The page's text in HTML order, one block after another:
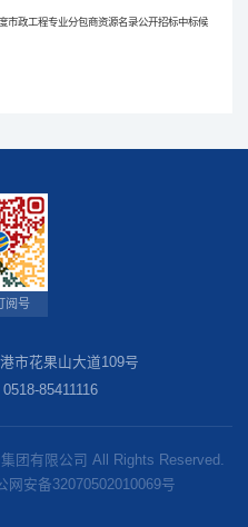
市政工程专业分包商资源名录公开招标中标候
阅号
市花果山大道109号
0518-85411116
团有限公司 All Rights Reserved.
网安备32070502010069号